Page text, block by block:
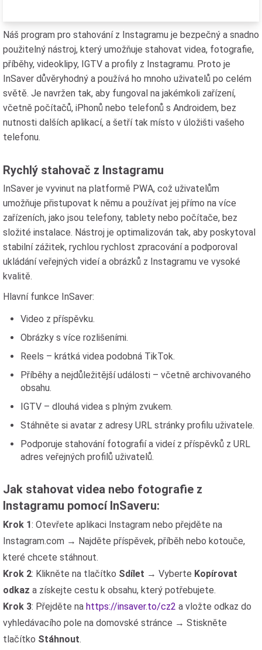
Náš program pro stahování z Instagramu je bezpečný a snadno
použitelný nástroj, který umožňuje stahovat videa, fotografie,
příběhy, videoklipy, IGTV a profily z Instagramu. Proto je
InSaver důvěryhodný a používá ho mnoho uživatelů po celém
světě. Je navržen tak, aby fungoval na jakémkoli zařízení,
včetně počítačů, iPhonů nebo telefonů s Androidem, bez
nutnosti dalších aplikací, a šetří tak místo v úložišti vašeho
telefonu.
Rychlý stahovač z Instagramu
InSaver je vyvinut na platformě PWA, což uživatelům
umožňuje přistupovat k němu a používat jej přímo na více
zařízeních, jako jsou telefony, tablety nebo počítače, bez
složité instalace. Nástroj je optimalizován tak, aby poskytoval
stabilní zážitek, rychlou rychlost zpracování a podporoval
ukládání veřejných videí a obrázků z Instagramu ve vysoké
kvalitě.
Hlavní funkce InSaver:
Video z příspěvku.
Obrázky s více rozlišeními.
Reels – krátká videa podobná TikTok.
Příběhy a nejdůležitější události – včetně archivovaného
obsahu.
IGTV – dlouhá videa s plným zvukem.
Stáhněte si avatar z adresy URL stránky profilu uživatele.
Podporuje stahování fotografií a videí z příspěvků z URL
adres veřejných profilů uživatelů.
Jak stahovat videa nebo fotografie z
Instagramu pomocí InSaveru:
Krok 1: Otevřete aplikaci Instagram nebo přejděte na
Instagram.com → Najděte příspěvek, příběh nebo kotouče,
které chcete stáhnout.
Krok 2: Klikněte na tlačítko Sdílet → Vyberte Kopírovat
odkaz a získejte cestu k obsahu, který potřebujete.
Krok 3: Přejděte na https://insaver.to/cz2 a vložte odkaz do
vyhledávacího pole na domovské stránce → Stiskněte
tlačítko Stáhnout.